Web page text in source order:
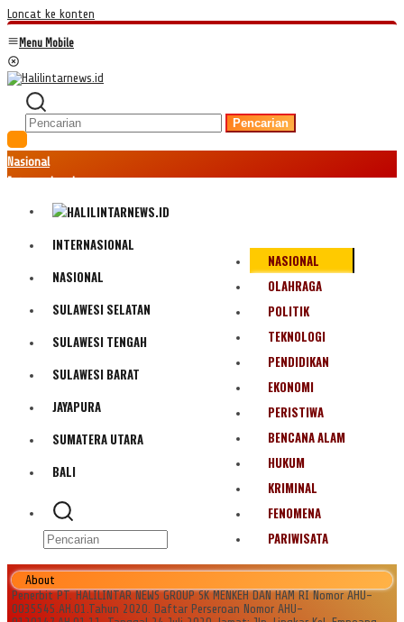
Loncat ke konten
Menu Mobile
Pencarian
Nasional
Internasional
Politik
Olahraga
Bencana Alam
INTERNASIONAL
NASIONAL
SULAWESI SELATAN
SULAWESI TENGAH
SULAWESI BARAT
JAYAPURA
SUMATERA UTARA
BALI
NASIONAL
OLAHRAGA
POLITIK
TEKNOLOGI
PENDIDIKAN
EKONOMI
PERISTIWA
BENCANA ALAM
HUKUM
KRIMINAL
FENOMENA
PARIWISATA
About
Penerbit PT. HALILINTAR NEWS GROUP SK MENKEH DAN HAM RI Nomor AHU-
0035545.AH.01.Tahun 2020. Daftar Perseroan Nomor AHU-